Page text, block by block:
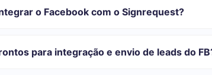
o Facebook com o Signrequest?
para integração e envio de leads do